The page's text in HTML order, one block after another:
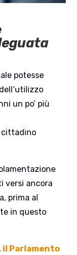
potesse
un po’ più
cittadino
versi ancora
prima al
in questo
il Parlamento